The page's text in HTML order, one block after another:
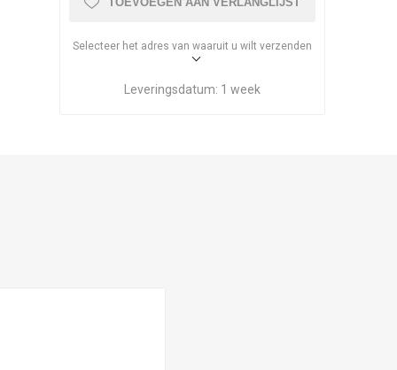
Selecteer het adres van waaruit u wilt verzenden
Leveringsdatum: 1 week